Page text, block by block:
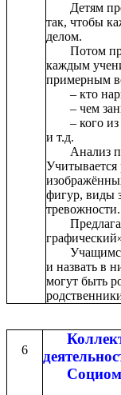
Детям
так, чтобы
делом.
Потом
каждым
примерным
– кто
– чем
– кого
и т.д.
Анализ
Учитывается
фигур, виды
тревожности.
и назвать в
могут быть
6